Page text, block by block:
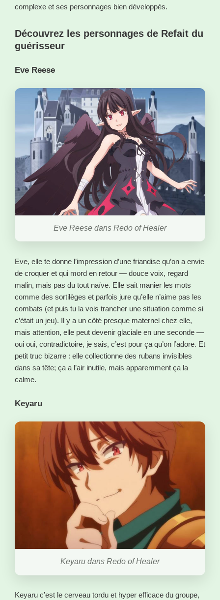
complexe et ses personnages bien développés.
Découvrez les personnages de Refait du
guérisseur
Eve Reese
Eve Reese dans Redo of Healer
Eve, elle te donne l’impression d’une friandise qu’on a envie
de croquer et qui mord en retour — douce voix, regard
malin, mais pas du tout naïve. Elle sait manier les mots
comme des sortilèges et parfois jure qu’elle n’aime pas les
combats (et puis tu la vois trancher une situation comme si
c’était un jeu). Il y a un côté presque maternel chez elle,
mais attention, elle peut devenir glaciale en une seconde —
oui oui, contradictoire, je sais, c’est pour ça qu’on l’adore. Et
petit truc bizarre : elle collectionne des rubans invisibles
dans sa tête; ça a l’air inutile, mais apparemment ça la
calme.
Keyaru
Keyaru dans Redo of Healer
Keyaru c’est le cerveau tordu et hyper efficace du groupe,